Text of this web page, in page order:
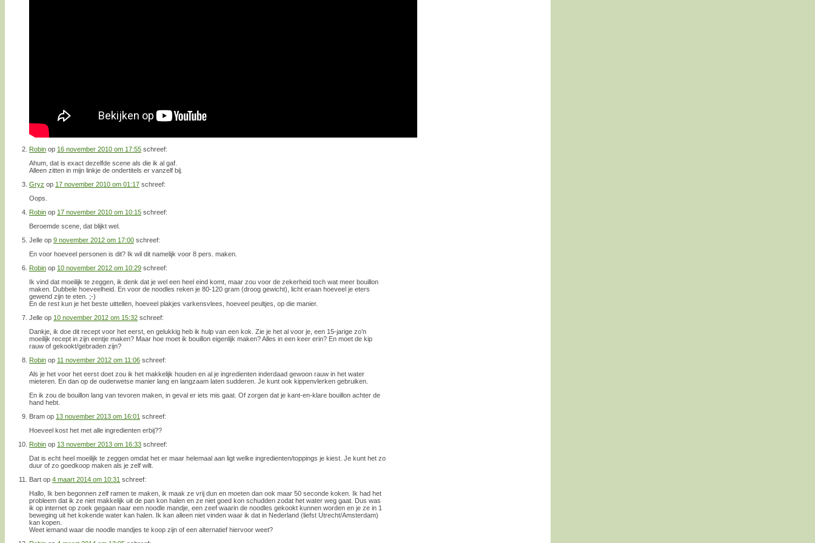
Robin op 16 november 2010 om 17:55 schreef:
Ahum, dat is exact dezelfde scene als die ik al gaf.
Alleen zitten in mijn linkje de ondertitels er vanzelf bij.
Gryz op 17 november 2010 om 01:17 schreef:
Oops.
Robin op 17 november 2010 om 10:15 schreef:
Beroemde scene, dat blijkt wel.
Jelle op 9 november 2012 om 17:00 schreef:
En voor hoeveel personen is dit? Ik wil dit namelijk voor 8 pers. maken.
Robin op 10 november 2012 om 10:29 schreef:
Ik vind dat moeilijk te zeggen, ik denk dat je wel een heel eind komt, maar zou voor de zekerheid toch wat meer bouillon
maken. Dubbele hoeveelheid. En voor de noodles reken je 80-120 gram (droog gewicht), licht eraan hoeveel je eters
gewend zijn te eten. ;-)
En de rest kun je het beste uittellen, hoeveel plakjes varkensvlees, hoeveel peultjes, op die manier.
Jelle op 10 november 2012 om 15:32 schreef:
Dankje, ik doe dit recept voor het eerst, en gelukkig heb ik hulp van een kok. Zie je het al voor je, een 15-jarige zo’n
moeilijk recept in zijn eentje maken? Maar hoe moet ik bouillon eigenlijk maken? Alles in een keer erin? En moet de kip
rauw of gekookt/gebraden zijn?
Robin op 11 november 2012 om 11:06 schreef:
Als je het voor het eerst doet zou ik het makkelijk houden en al je ingredienten inderdaad gewoon rauw in het water
mieteren. En dan op de ouderwetse manier lang en langzaam laten sudderen. Je kunt ook kippenvlerken gebruiken.
En ik zou de bouillon lang van tevoren maken, in geval er iets mis gaat. Of zorgen dat je kant-en-klare bouillon achter de
hand hebt.
Bram op 13 november 2013 om 16:01 schreef:
Hoeveel kost het met alle ingredienten erbij??
Robin op 13 november 2013 om 16:33 schreef:
Dat is echt heel moeilijk te zeggen omdat het er maar helemaal aan ligt welke ingredienten/toppings je kiest. Je kunt het zo
duur of zo goedkoop maken als je zelf wilt.
Bart op 4 maart 2014 om 10:31 schreef:
Hallo, Ik ben begonnen zelf ramen te maken, ik maak ze vrij dun en moeten dan ook maar 50 seconde koken. Ik had het
probleem dat ik ze niet makkelijk uit de pan kon halen en ze niet goed kon schudden zodat het water weg gaat. Dus was
ik op internet op zoek gegaan naar een noodle mandje, een zeef waarin de noodles gekookt kunnen worden en je ze in 1
beweging uit het kokende water kan halen. Ik kan alleen niet vinden waar ik dat in Nederland (liefst Utrecht/Amsterdam)
kan kopen.
Weet iemand waar die noodle mandjes te koop zijn of een alternatief hiervoor weet?